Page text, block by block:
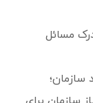
مسائل
سازمان؛